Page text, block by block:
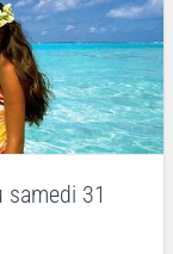
samedi 31